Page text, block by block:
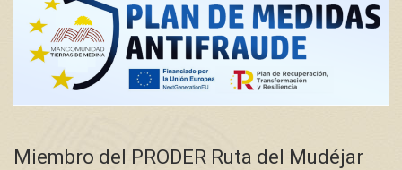
Miembro del PRODER Ruta del Mudéjar